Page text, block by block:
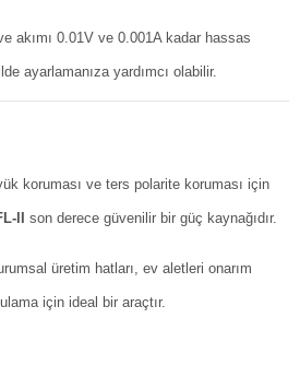
akımı 0.01V ve 0.001A kadar hassas
ayarlamanıza yardımcı olabilir.
koruması ve ters polarite koruması için
II son derece güvenilir bir güç kaynağıdır.
üretim hatları, ev aletleri onarım
için ideal bir araçtır.